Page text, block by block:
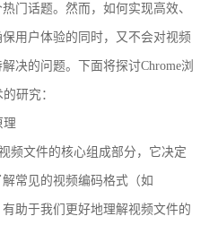
门话题。然而，如何实现高效、
用户体验的同时，又不会对视频
决的问题。下面将探讨Chrome浏
研究：
理
频文件的核心组成部分，它决定
常见的视频编码格式（如
助于我们更好地理解视频文件的